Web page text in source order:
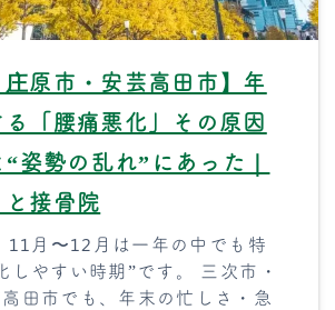
庄原市・安芸高田市】年
「腰痛悪化」その原因
姿勢の乱れ”にあった｜
接骨院
11月〜12月は一年の中でも特
しやすい時期”です。 三次市・
田市でも、年末の忙しさ・急